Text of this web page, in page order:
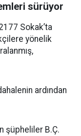
sürüyor
Sokak’ta
yönelik
ardından
şüpheliler B.Ç.